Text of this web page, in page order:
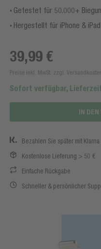
Getestet für 50.000+
Hergestellt für iPhone & iPad
39,99 €
Preise inkl. MwSt. zzgl.
Sofort verfügbar,
IN DEN
Bezahlen Sie später mit Klarna
Kostenlose Lieferung > 50 €
Einfache Rückgabe
Schneller & persönlicher